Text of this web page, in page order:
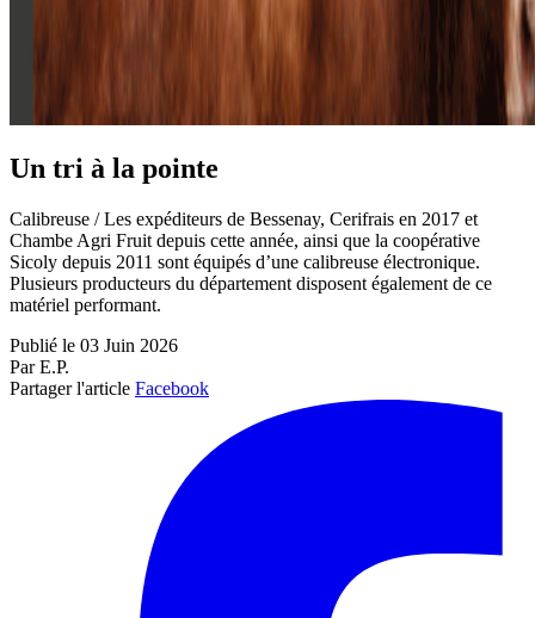
Un tri à la pointe
Calibreuse / Les expéditeurs de Bessenay, Cerifrais en 2017 et
Chambe Agri Fruit depuis cette année, ainsi que la coopérative
Sicoly depuis 2011 sont équipés d’une calibreuse électronique.
Plusieurs producteurs du département disposent également de ce
matériel performant.
Publié le 03 Juin 2026
Par E.P.
Partager l'article Facebook